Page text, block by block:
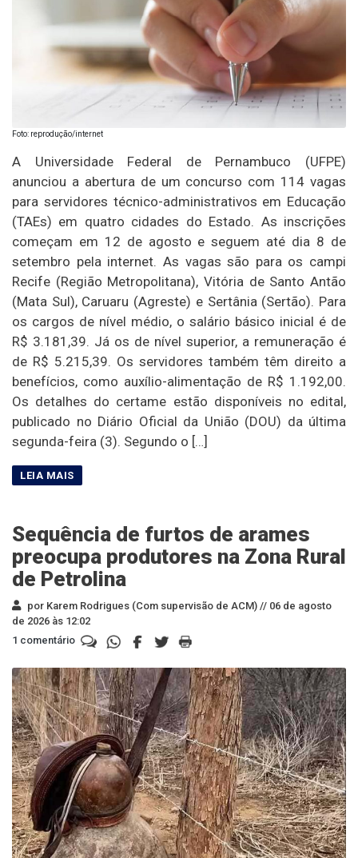
Foto: reprodução/internet
A Universidade Federal de Pernambuco (UFPE)
anunciou a abertura de um concurso com 114 vagas
para servidores técnico-administrativos em Educação
(TAEs) em quatro cidades do Estado. As inscrições
começam em 12 de agosto e seguem até dia 8 de
setembro pela internet. As vagas são para os campi
Recife (Região Metropolitana), Vitória de Santo Antão
(Mata Sul), Caruaru (Agreste) e Sertânia (Sertão). Para
os cargos de nível médio, o salário básico inicial é de
R$ 3.181,39. Já os de nível superior, a remuneração é
de R$ 5.215,39. Os servidores também têm direito a
benefícios, como auxílio-alimentação de R$ 1.192,00.
Os detalhes do certame estão disponíveis no edital,
publicado no Diário Oficial da União (DOU) da última
segunda-feira (3). Segundo o […]
Sequência de furtos de arames
preocupa produtores na Zona Rural
de Petrolina
por Karem Rodrigues (Com supervisão de ACM) // 06 de agosto
de 2026 às 12:02
1 comentário